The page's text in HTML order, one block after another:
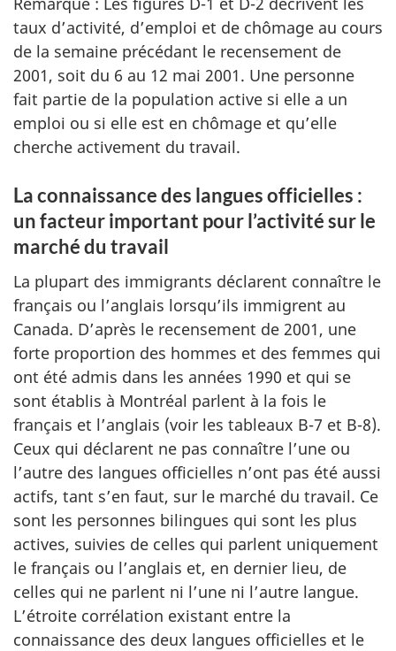
taux d’activité, d’emploi et de chômage au cours
de la semaine précédant le recensement de
2001, soit du 6 au 12 mai 2001. Une personne
fait partie de la population active si elle a un
emploi ou si elle est en chômage et qu’elle
cherche activement du travail.
La connaissance des langues officielles :
un facteur important pour l’activité sur le
marché du travail
La plupart des immigrants déclarent connaître le
français ou l’anglais lorsqu’ils immigrent au
Canada. D’après le recensement de 2001, une
forte proportion des hommes et des femmes qui
ont été admis dans les années 1990 et qui se
sont établis à Montréal parlent à la fois le
français et l’anglais (voir les tableaux B-7 et B-8).
Ceux qui déclarent ne pas connaître l’une ou
l’autre des langues officielles n’ont pas été aussi
actifs, tant s’en faut, sur le marché du travail. Ce
sont les personnes bilingues qui sont les plus
actives, suivies de celles qui parlent uniquement
le français ou l’anglais et, en dernier lieu, de
celles qui ne parlent ni l’une ni l’autre langue.
L’étroite corrélation existant entre la
connaissance des deux langues officielles et le